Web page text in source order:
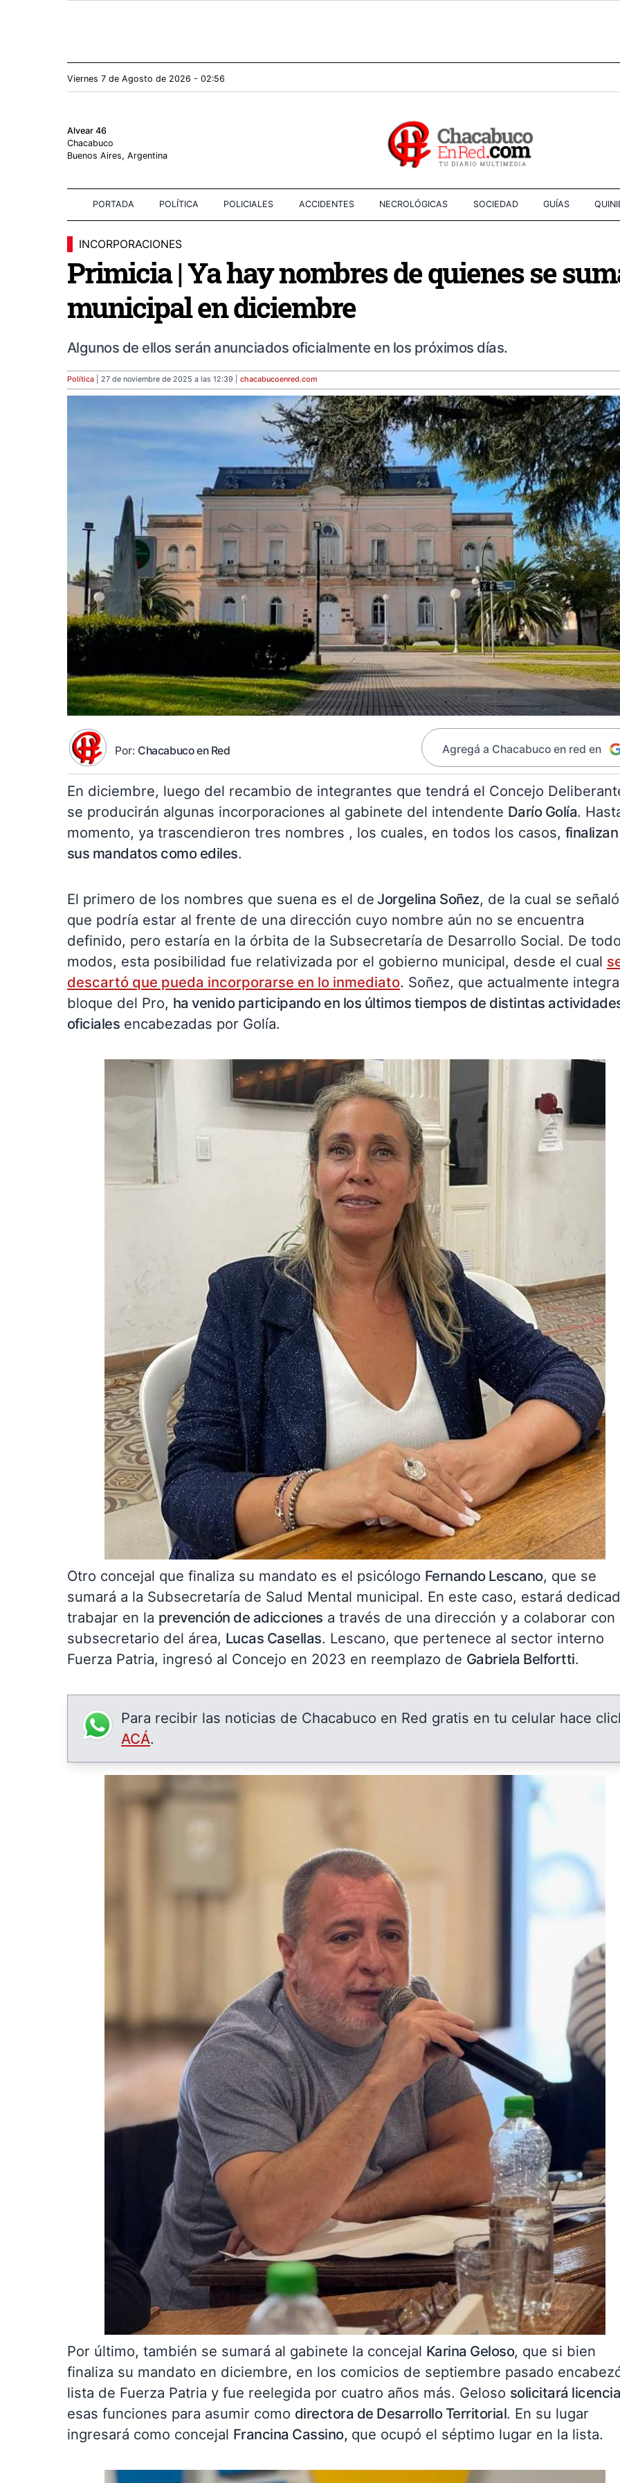
Viernes 7 de Agosto de 2026 - 02:56
Alvear 46
Chacabuco
Buenos Aires, Argentina
PORTADA POLÍTICA POLICIALES ACCIDENTES NECROLÓGICAS SOCIEDAD GUÍAS
INCORPORACIONES
Primicia | Ya hay nombres de quienes se
municipal en diciembre
Algunos de ellos serán anunciados oficialmente en los próximos días.
Política | 27 de noviembre de 2025 a las 12:39 | chacabucoenred.com
Por: Chacabuco en Red Agregá a Chacabuco en red en
En diciembre, luego del recambio de integrantes que tendrá el Concejo
se producirán algunas incorporaciones al gabinete del intendente Darío Golía.
momento, ya trascendieron tres nombres , los cuales, en todos los casos, finalizan
sus mandatos como ediles.
El primero de los nombres que suena es el de Jorgelina Soñez, de la cual se señaló
que podría estar al frente de una dirección cuyo nombre aún no se encuentra
definido, pero estaría en la órbita de la Subsecretaría de Desarrollo Social. De
modos, esta posibilidad fue relativizada por el gobierno municipal, desde el cual
descartó que pueda incorporarse en lo inmediato. Soñez, que actualmente
bloque del Pro, ha venido participando en los últimos tiempos de distintas
oficiales encabezadas por Golía.
Otro concejal que finaliza su mandato es el psicólogo Fernando Lescano, que se
sumará a la Subsecretaría de Salud Mental municipal. En este caso, estará
trabajar en la prevención de adicciones a través de una dirección y a colaborar con
subsecretario del área, Lucas Casellas. Lescano, que pertenece al sector interno
Fuerza Patria, ingresó al Concejo en 2023 en reemplazo de Gabriela Belfortti.
Para recibir las noticias de Chacabuco en Red gratis en tu celular hace
ACÁ.
Por último, también se sumará al gabinete la concejal Karina Geloso, que si bien
finaliza su mandato en diciembre, en los comicios de septiembre pasado
lista de Fuerza Patria y fue reelegida por cuatro años más. Geloso solicitará licencia
esas funciones para asumir como directora de Desarrollo Territorial. En su lugar
ingresará como concejal Francina Cassino, que ocupó el séptimo lugar en la lista.